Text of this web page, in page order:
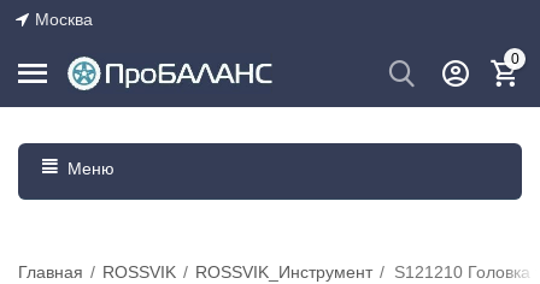
Москва
0
Меню
Главная / ROSSVIK / ROSSVIK_Инструмент /